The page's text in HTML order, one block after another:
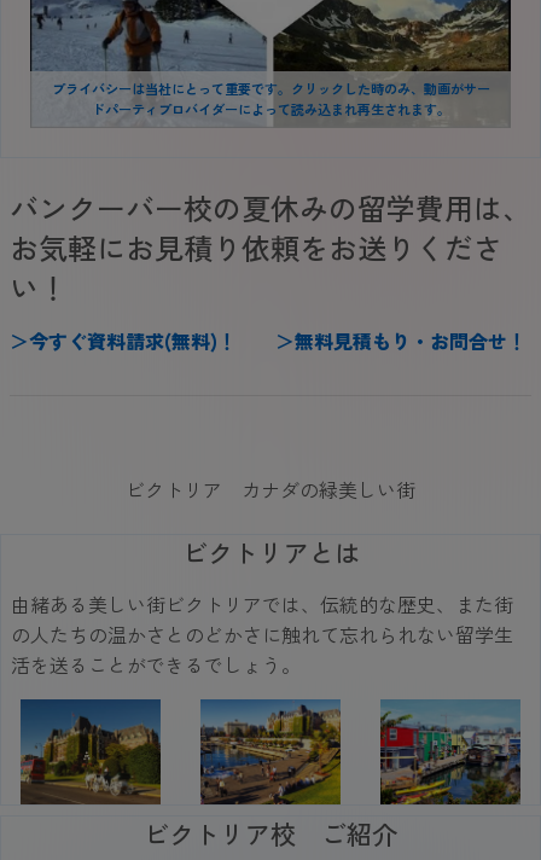
プライバシーは当社にとって重要です。クリックした時のみ、動画がサー
ドパーティプロバイダーによって読み込まれ再生されます。
バンクーバー校の夏休みの留学費用は、
お気軽にお見積り依頼をお送りくださ
い！
＞今すぐ資料請求(無料) ！ ＞無料見積もり・お問合せ ！
ビクトリア カナダの緑美しい街
ビクトリアとは
由緒ある美しい街ビクトリアでは、伝統的な歴史、また街
の人たちの温かさとのどかさに触れて忘れられない留学生
活を送ることができるでしょう。
ビクトリア校 ご紹介